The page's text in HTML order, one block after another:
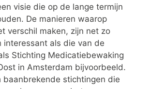
visie die op de lange termijn
De manieren waarop
verschil maken, zijn net zo
interessant als die van de
Stichting Medicatiebewaking
in Amsterdam bijvoorbeeld.
baanbrekende stichtingen die